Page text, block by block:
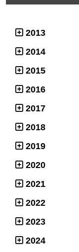
2013
2014
2015
2016
2017
2018
2019
2020
2021
2022
2023
2024